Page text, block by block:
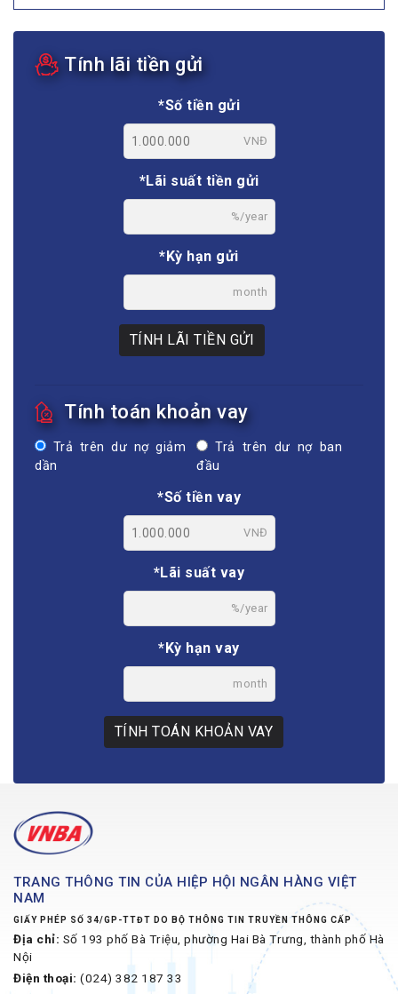
Tính lãi tiền gửi
*Số tiền gửi
VNĐ
*Lãi suất tiền gửi
%/year
*Kỳ hạn gửi
month
TÍNH LÃI TIỀN GỬI
Tính toán khoản vay
Trả trên dư nợ giảm
dần
Trả trên dư nợ ban
đầu
*Số tiền vay
VNĐ
*Lãi suất vay
%/year
*Kỳ hạn vay
month
TÍNH TOÁN KHOẢN VAY
TRANG THÔNG TIN CỦA HIỆP HỘI NGÂN HÀNG VIỆT
NAM
GIẤY PHÉP SỐ 34/GP-TTĐT DO BỘ THÔNG TIN TRUYỀN THÔNG CẤP
Địa chỉ: Số 193 phố Bà Triệu, phường Hai Bà Trưng, thành phố Hà
Nội
Điện thoại: (024) 382 187 33